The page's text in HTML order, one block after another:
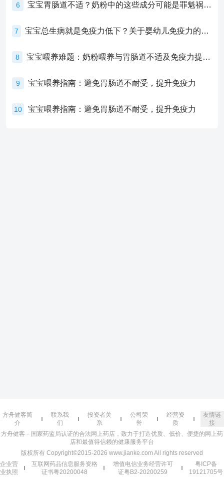
6 宝宝胃肠道不适？奶粉中的这些成分可能是罪魁祸首！
7 宝宝总生病就是免疫力低下？关于婴幼儿免疫力的真相，家长必须了解！
8 宝宝喂养难题：奶粉喂养与胃肠道不适及免疫力提升的奥秘
9 宝宝喂养指南：避免胃肠道不耐受，提升免疫力
10 宝宝喂养指南：避免胃肠道不耐受，提升免疫力
方舟健客简
介
联系我
们
投资者关
系
公司荣
誉
经营资
质
友情链
接
方舟健客－国家药监局认证的合法网上药店，致力于打造优质、低价、便捷的网上药
店和最值得信赖的健康服务平台
版权所有 Copyright©2015-2026 www.jianke.com All rights reserved
企业营
业执照
互联网药品信息服务资格
证书粤20200048
增值电信业务经营许可
证粤B2-20200259
粤ICP备
19121705号